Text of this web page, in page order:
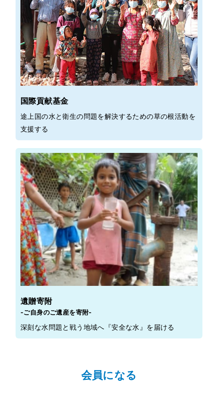
国際貢献基金
途上国の水と衛生の問題を解決するための草の根活動を
支援する
遺贈寄附
-ご自身のご遺産を寄附-
深刻な水問題と戦う地域へ『安全な水』を届ける
会員になる